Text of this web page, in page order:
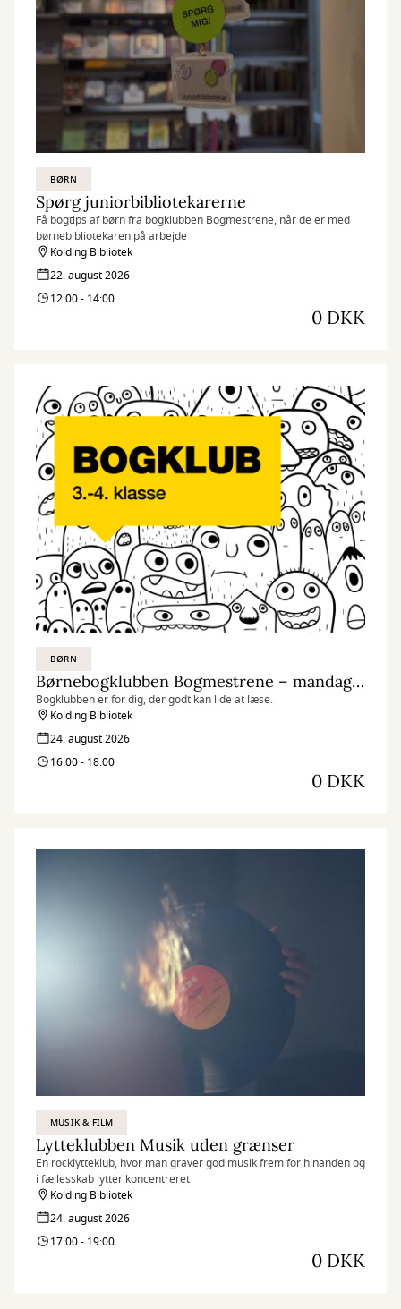
BØRN
Spørg juniorbibliotekarerne
Få bogtips af børn fra bogklubben Bogmestrene, når de er med
børnebibliotekaren på arbejde
Kolding Bibliotek
22. august 2026
12:00 - 14:00
0 DKK
BØRN
Børnebogklubben Bogmestrene – mandagsklubben
Bogklubben er for dig, der godt kan lide at læse.
Kolding Bibliotek
24. august 2026
16:00 - 18:00
0 DKK
MUSIK & FILM
Lytteklubben Musik uden grænser
En rocklytteklub, hvor man graver god musik frem for hinanden og
i fællesskab lytter koncentreret
Kolding Bibliotek
24. august 2026
17:00 - 19:00
0 DKK